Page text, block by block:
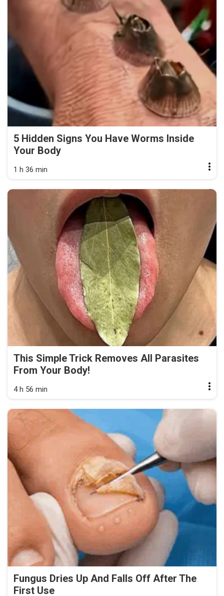
5 Hidden Signs You Have Worms Inside
Your Body
1 h 36 min
This Simple Trick Removes All Parasites
From Your Body!
4 h 56 min
Fungus Dries Up And Falls Off After The
First Use